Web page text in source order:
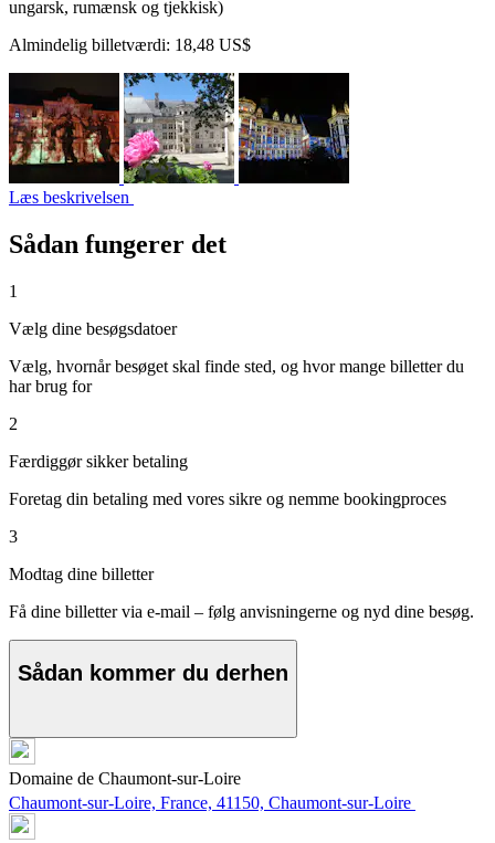
ungarsk, rumænsk og tjekkisk)
Almindelig billetværdi: 18,48 US$
Læs beskrivelsen
Sådan fungerer det
1
Vælg dine besøgsdatoer
Vælg, hvornår besøget skal finde sted, og hvor mange billetter du
har brug for
2
Færdiggør sikker betaling
Foretag din betaling med vores sikre og nemme bookingproces
3
Modtag dine billetter
Få dine billetter via e-mail – følg anvisningerne og nyd dine besøg.
Sådan kommer du derhen
Domaine de Chaumont-sur-Loire
Chaumont-sur-Loire, France, 41150, Chaumont-sur-Loire